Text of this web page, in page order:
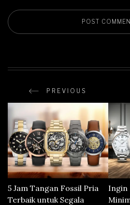
PREVIOUS
5 Jam Tangan Fossil Pria
Terbaik untuk Segala
Ingin